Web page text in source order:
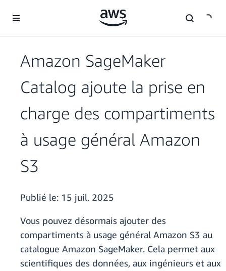
Amazon SageMaker
Catalog ajoute la prise en
charge des compartiments
à usage général Amazon
S3
Publié le: 15 juil. 2025
Vous pouvez désormais ajouter des
compartiments à usage général Amazon S3 au
catalogue Amazon SageMaker. Cela permet aux
scientifiques des données, aux ingénieurs et aux